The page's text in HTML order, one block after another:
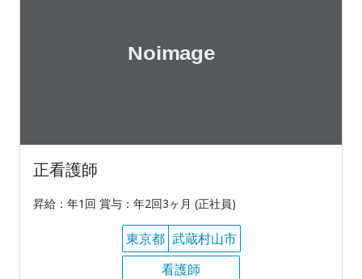
正看護師
昇給：年1回 賞与：年2回3ヶ月 (正社員)
東京都 武蔵村山市
看護師